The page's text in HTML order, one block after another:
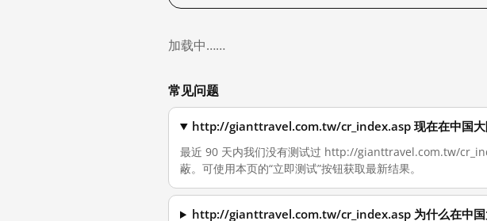
加载中……
常见问题
http://gianttravel.com.tw/cr_index.asp 现在在中国大
最近 90 天内我们没有测试过 http://gianttravel.com.tw/
蔽。可使用本页的“立即测试”按钮获取最新结果。
http://gianttravel.com.tw/cr_index.asp 为什么在中国